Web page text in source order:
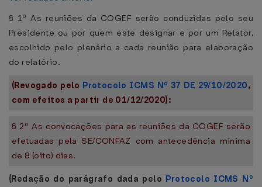
§ 1º As reuniões da COGEF serão conduzidas pelo seu
Presidente ou por quem este designar e por um Relator,
escolhido pelo plenário a cada reunião para elaboração
do relatório.
(Revogado pelo Protocolo ICMS Nº 37 DE 29/10/2020,
com efeitos a partir de 01/12/2020):
§ 2º As convocações para as reuniões da COGEF serão
efetuadas pela SE/CONFAZ com antecedência mínima
de 8 (oito) dias.
(Redação do parágrafo dada pelo Protocolo ICMS Nº